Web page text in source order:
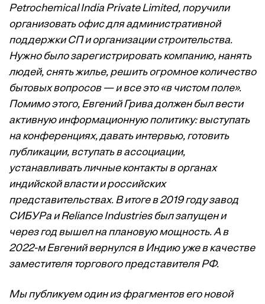
Petrochemical India Private Limited, поручили
организовать офис для административной
поддержки СП и организации строительства.
Нужно было зарегистрировать компанию, нанять
людей, снять жилье, решить огромное количество
бытовых вопросов — и все это «в чистом поле».
Помимо этого, Евгений Грива должен был вести
активную информационную политику: выступать
на конференциях, давать интервью, готовить
публикации, вступать в ассоциации,
устанавливать личные контакты в органах
индийской власти и российских
представительствах. В итоге в 2019 году завод
СИБУРа и Reliance Industries был запущен и
через год вышел на плановую мощность. А в
2022-м Евгений вернулся в Индию уже в качестве
заместителя торгового представителя РФ.
Мы публикуем один из фрагментов его новой